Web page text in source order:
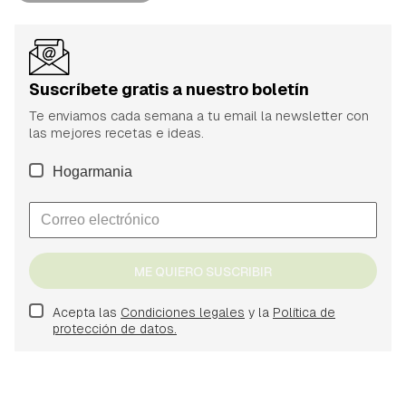
Suscríbete gratis a nuestro boletín
Te enviamos cada semana a tu email la newsletter con
las mejores recetas e ideas.
Hogarmania
ME QUIERO SUSCRIBIR
Acepta las Condiciones legales y la Política de
protección de datos.